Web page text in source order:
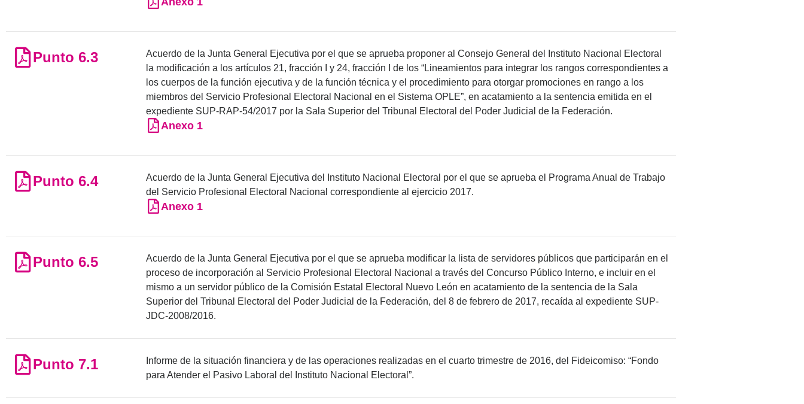
Punto 6.3
Acuerdo de la Junta General Ejecutiva por el que se aprueba proponer al Consejo General del Instituto Nacional Electoral
la modificación a los artículos 21, fracción I y 24, fracción I de los “Lineamientos para integrar los rangos correspondientes a
los cuerpos de la función ejecutiva y de la función técnica y el procedimiento para otorgar promociones en rango a los
miembros del Servicio Profesional Electoral Nacional en el Sistema OPLE”, en acatamiento a la sentencia emitida en el
expediente SUP-RAP-54/2017 por la Sala Superior del Tribunal Electoral del Poder Judicial de la Federación.
Anexo 1
Punto 6.4
Acuerdo de la Junta General Ejecutiva del Instituto Nacional Electoral por el que se aprueba el Programa Anual de Trabajo
del Servicio Profesional Electoral Nacional correspondiente al ejercicio 2017.
Anexo 1
Punto 6.5
Acuerdo de la Junta General Ejecutiva por el que se aprueba modificar la lista de servidores públicos que participarán en el
proceso de incorporación al Servicio Profesional Electoral Nacional a través del Concurso Público Interno, e incluir en el
mismo a un servidor público de la Comisión Estatal Electoral Nuevo León en acatamiento de la sentencia de la Sala
Superior del Tribunal Electoral del Poder Judicial de la Federación, del 8 de febrero de 2017, recaída al expediente SUP-
JDC-2008/2016.
Punto 7.1
Informe de la situación financiera y de las operaciones realizadas en el cuarto trimestre de 2016, del Fideicomiso: “Fondo
para Atender el Pasivo Laboral del Instituto Nacional Electoral”.